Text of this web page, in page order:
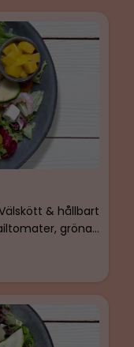
& hållbart
gröna